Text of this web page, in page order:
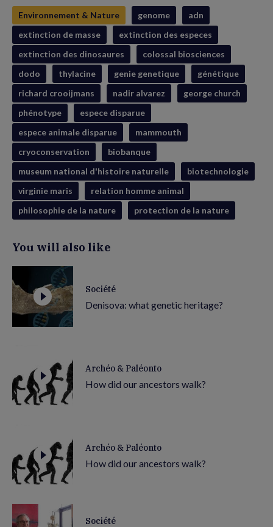
Environnement & Nature genome
adn
extinction de masse
extinction des especes
extinction des dinosaures
colossal biosciences
dodo
thylacine genie genetique
génétique
richard crooijmans
nadir alvarez
george church
phénotype
espece disparue
espece animale disparue
mammouth
cryoconservation
biobanque
museum national d'histoire naturelle
biotechnologie
virginie maris
relation homme animal
philosophie de la nature
protection de la nature
You will also like
Société
Denisova: what genetic heritage?
Archéo & Paléonto
How did our ancestors walk?
Archéo & Paléonto
How did our ancestors walk?
Société